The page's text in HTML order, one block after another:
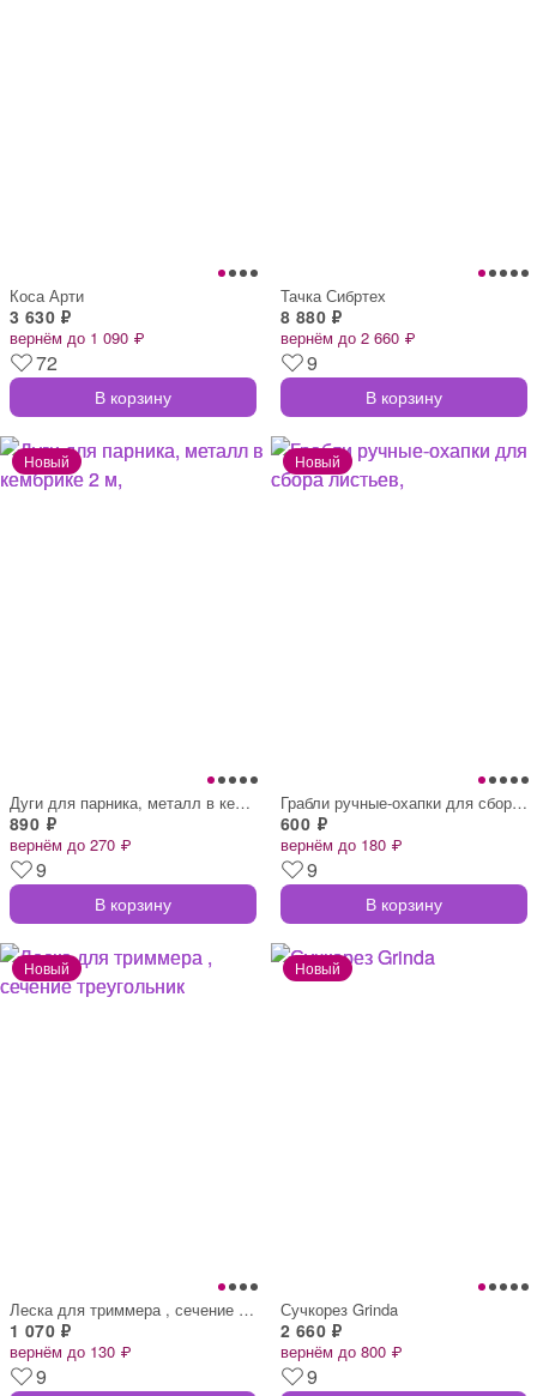
Коса Арти
3 630 ₽
вернём до 1 090 ₽
72
В корзину
Тачка Сибртех
8 880 ₽
вернём до 2 660 ₽
9
В корзину
Дуги для парника, металл в кембрике 2 м,
890 ₽
вернём до 270 ₽
9
В корзину
Грабли ручные-охапки для сбора листьев,
600 ₽
вернём до 180 ₽
9
В корзину
Леска для триммера , сечение треугольник
1 070 ₽
вернём до 130 ₽
9
Сучкорез Grinda
2 660 ₽
вернём до 800 ₽
9